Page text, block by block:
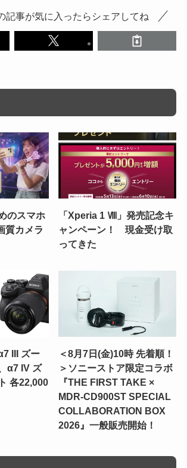
記事が気に入ったらシェアしてね
のスマホ
質カメラ
「Xperia 1 Ⅷ」発売記念キ
ャンペーン！ 現金受け取
ってきた
III ズー
α7 IV ズ
各22,000
＜8月7日(金)10時 先着順！
＞ソニーストア限定コラボ
『THE FIRST TAKE ×
MDR-CD900ST SPECIAL
COLLABORATION BOX
2026』一般販売開始！